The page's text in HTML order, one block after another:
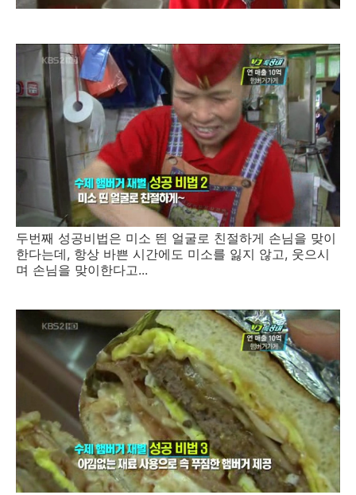
두번째 성공비법은 미소 띈 얼굴로 친절하게 손님을 맞이
한다는데, 항상 바쁜 시간에도 미소를 잃지 않고, 웃으시
며 손님을 맞이한다고...